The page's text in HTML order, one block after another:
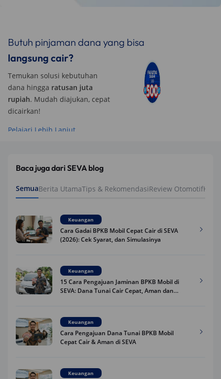
Butuh pinjaman dana yang bisa
langsung cair?
Temukan solusi kebutuhan
dana hingga ratusan juta
rupiah. Mudah diajukan, cepat
dicairkan!
Pelajari Lebih Lanjut
Baca juga dari SEVA blog
SemuaBerita UtamaTips & RekomendasiReview Otomotif
Keuangan
Cara Gadai BPKB Mobil Cepat Cair di SEVA
(2026): Cek Syarat, dan Simulasinya
Keuangan
15 Cara Pengajuan Jaminan BPKB Mobil di
SEVA: Dana Tunai Cair Cepat, Aman dan
Keuangan
Cara Pengajuan Dana Tunai BPKB Mobil
Cepat Cair & Aman di SEVA
Keuangan